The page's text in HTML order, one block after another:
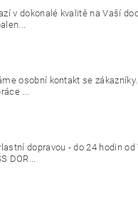
v dokonalé kvalitě na Vaší
osobní kontakt se
...
dopravou - do 24 hodin
DOR...